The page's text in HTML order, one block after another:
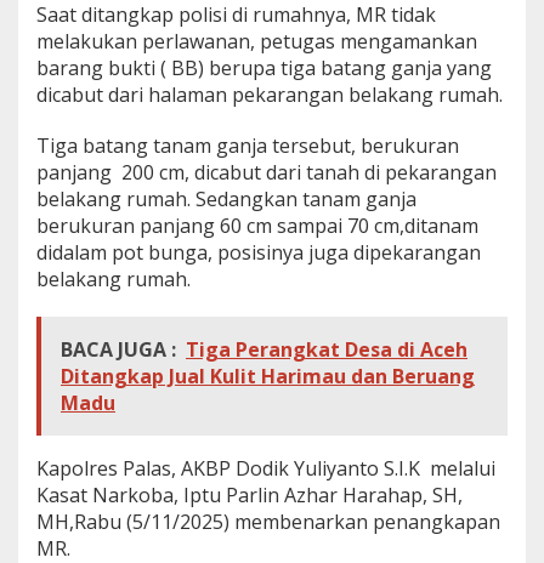
Saat ditangkap polisi di rumahnya, MR tidak
melakukan perlawanan, petugas mengamankan
barang bukti ( BB) berupa tiga batang ganja yang
dicabut dari halaman pekarangan belakang rumah.
Tiga batang tanam ganja tersebut, berukuran
panjang 200 cm, dicabut dari tanah di pekarangan
belakang rumah. Sedangkan tanam ganja
berukuran panjang 60 cm sampai 70 cm,ditanam
didalam pot bunga, posisinya juga dipekarangan
belakang rumah.
BACA JUGA : Tiga Perangkat Desa di Aceh
Ditangkap Jual Kulit Harimau dan Beruang
Madu
Kapolres Palas, AKBP Dodik Yuliyanto S.I.K melalui
Kasat Narkoba, Iptu Parlin Azhar Harahap, SH,
MH,Rabu (5/11/2025) membenarkan penangkapan
MR.